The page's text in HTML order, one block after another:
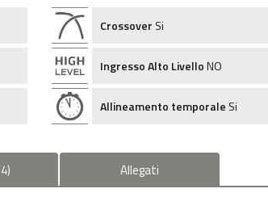
Crossover Si
Ingresso Alto LivelloNO
Allineamento temporale Si
4) Allegati